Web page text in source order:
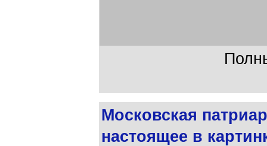
Московская
настоящее в